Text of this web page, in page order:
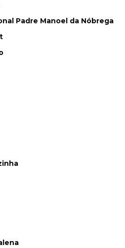
Padre Manoel da Nóbrega